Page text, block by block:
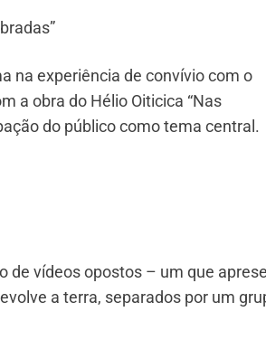
na experiência de convívio com o
a obra do Hélio Oiticica “Nas
do público como tema central.
de vídeos opostos – um que
a terra, separados por um